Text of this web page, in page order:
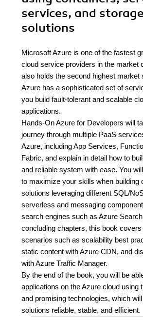
services, and storage
solutions
Microsoft Azure is one of the fastest
cloud service providers in the market
also holds the second highest market
Azure has a sophisticated set of
you build fault-tolerant and scalable
applications.
Hands-On Azure for Developers will
journey through multiple PaaS
Azure, including App Services,
Fabric, and explain in detail how to
and reliable system with ease. You
to maximize your skills when building
solutions leveraging different SQL/
serverless and messaging
search engines such as Azure
concluding chapters, this book
scenarios such as scalability best
static content with Azure CDN, and
with Azure Traffic Manager.
By the end of the book, you will be
applications on the Azure cloud using
and promising technologies, which
solutions reliable, stable, and efficient.